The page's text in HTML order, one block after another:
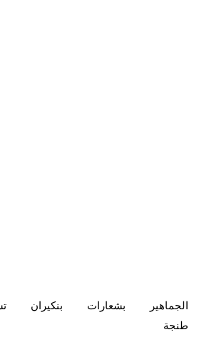
الجماهير بشعارات بنكيران
طنجة